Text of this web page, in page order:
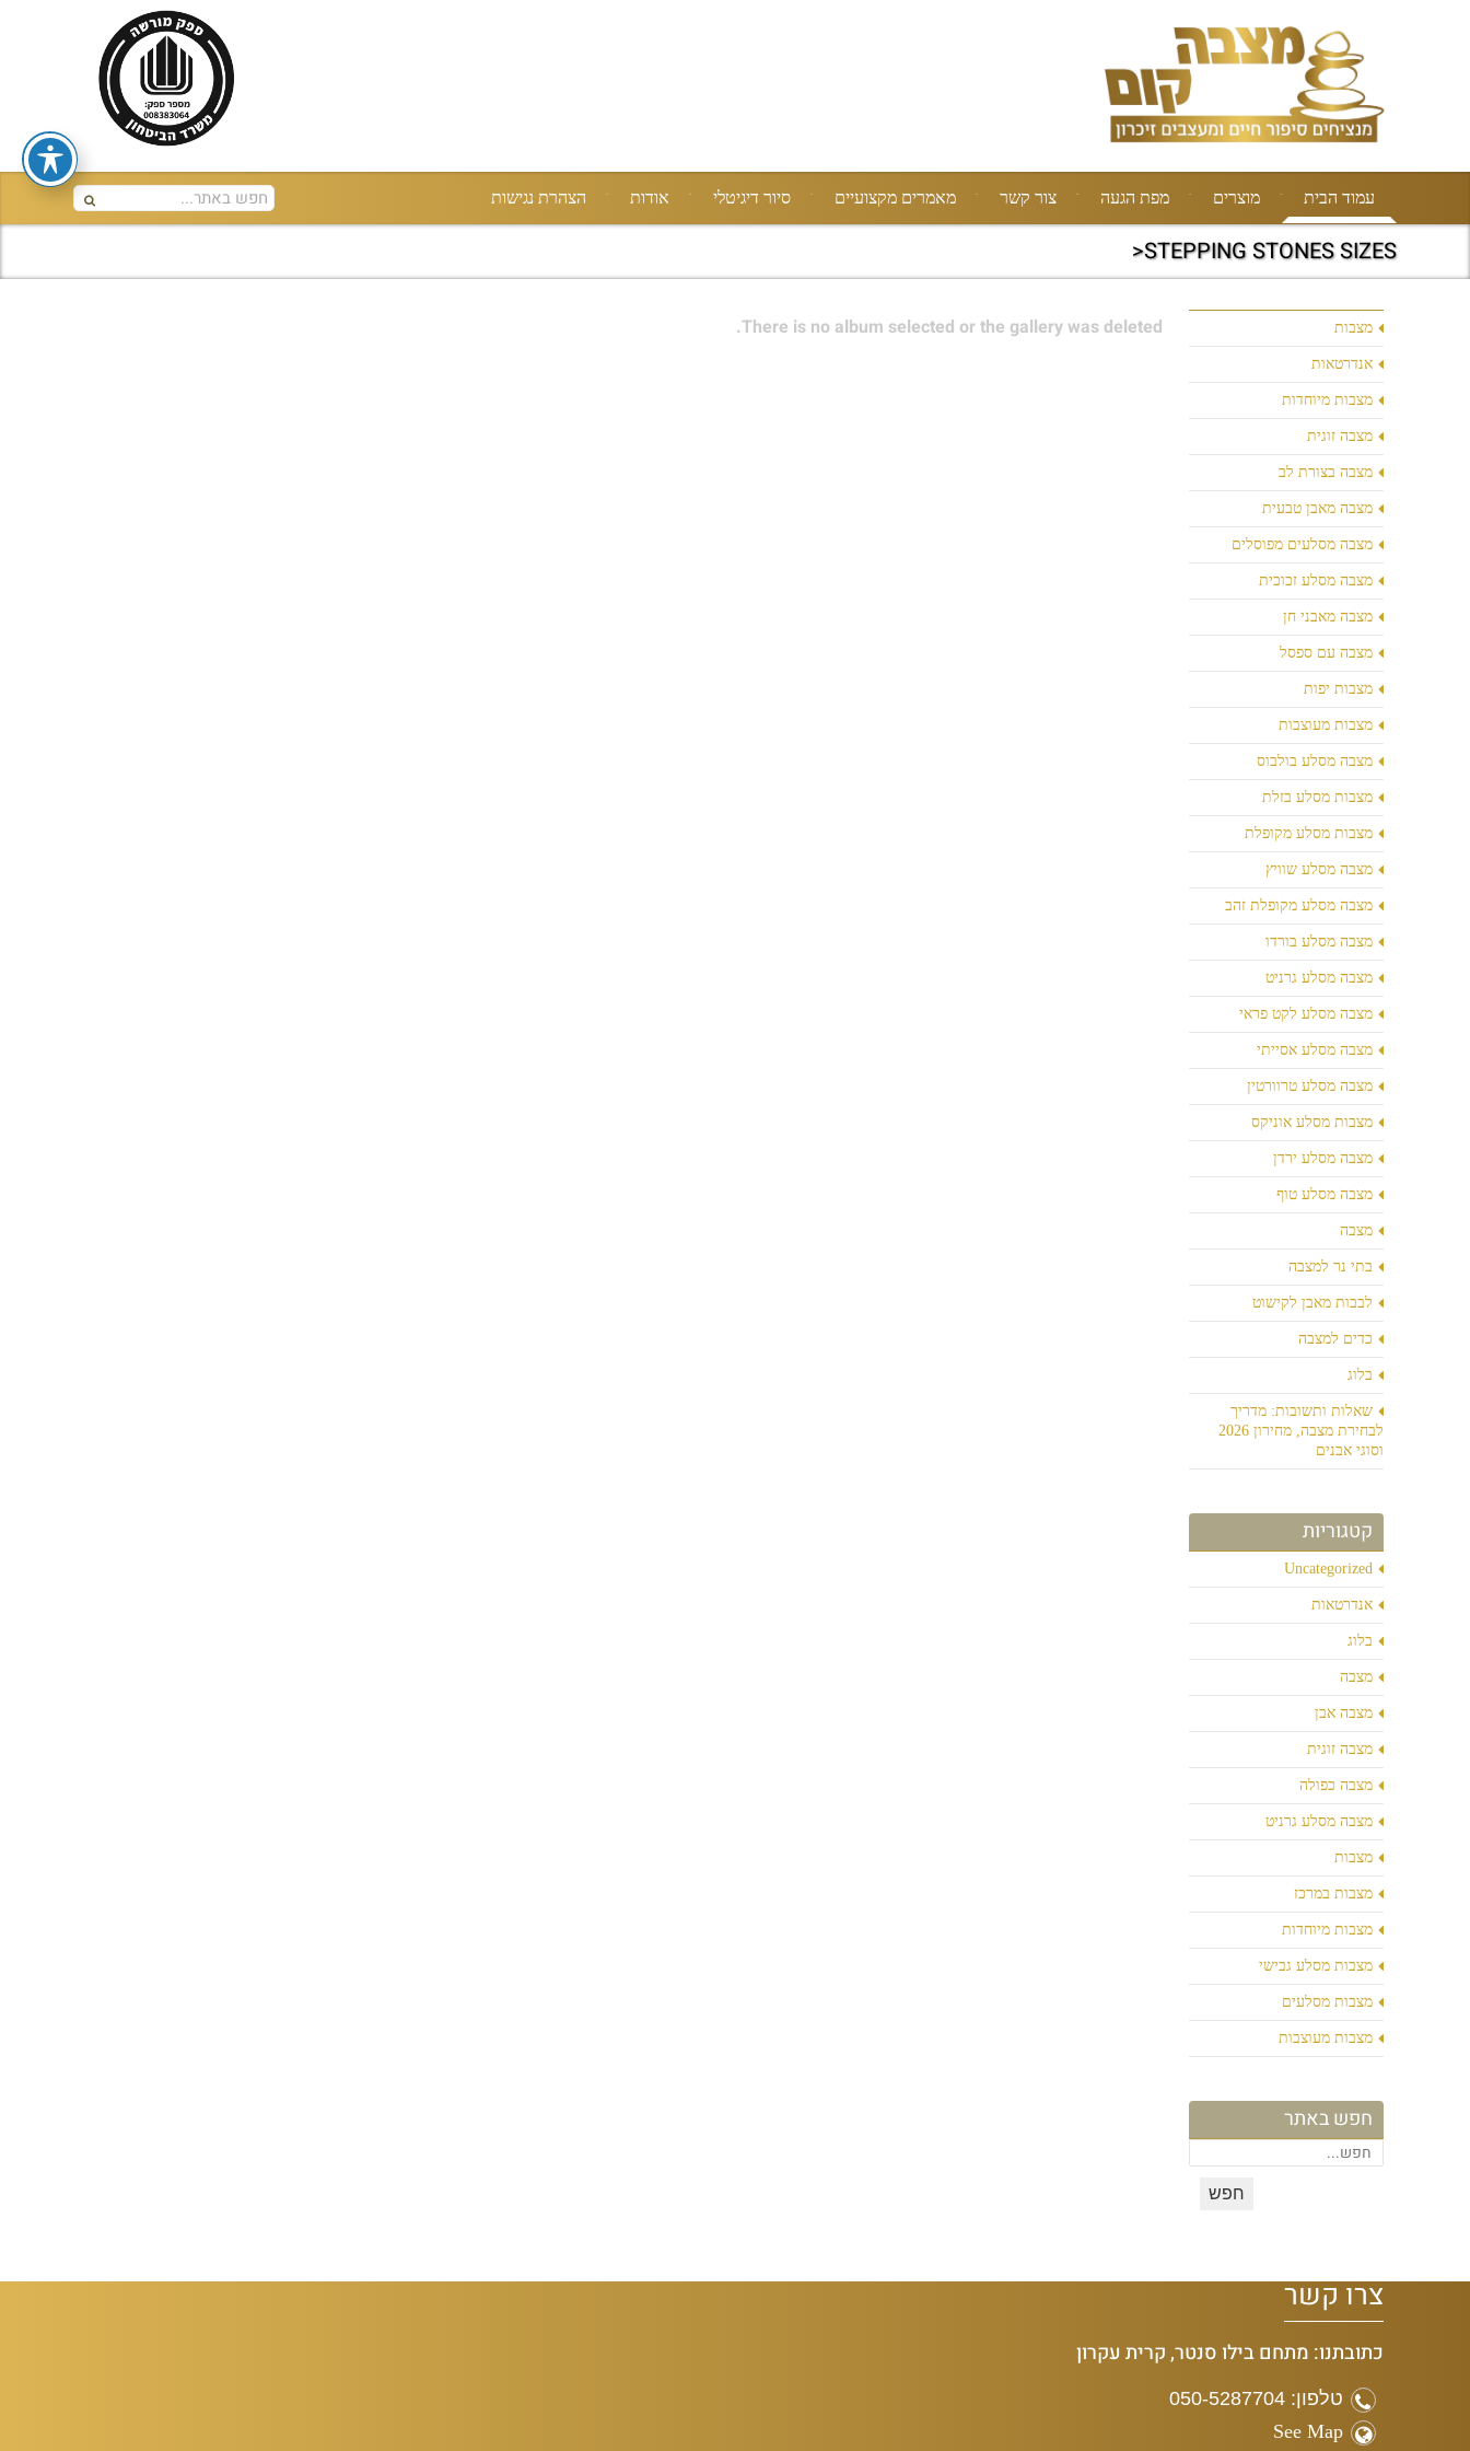
עמוד הבית מוצרים מפת הגעה צור קשר מאמרים מקצועיים סיור דיגיטלי אודות הצהרת נגישות
STEPPING STONES SIZES<
מצבות
אנדרטאות
מצבות מיוחדות
מצבה זוגית
מצבה בצורת לב
מצבה מאבן טבעית
מצבה מסלעים מפוסלים
מצבה מסלע זכוכית
מצבה מאבני חן
מצבה עם ספסל
מצבות יפות
מצבות מעוצבות
מצבה מסלע בולבוס
מצבות מסלע בזלת
מצבות מסלע מקופלת
מצבה מסלע שוויץ
מצבה מסלע מקופלת זהב
מצבה מסלע בורדו
מצבה מסלע גרניט
מצבה מסלע לקט פראי
מצבה מסלע אסייתי
מצבה מסלע טרוורטין
מצבות מסלע אוניקס
מצבה מסלע ירדן
מצבה מסלע טוף
מצבה
בתי נר למצבה
לבבות מאבן לקישוט
כדים למצבה
בלוג
שאלות ותשובות: מדריך
לבחירת מצבה, מחירון 2026
וסוגי אבנים
קטגוריות
Uncategorized
אנדרטאות
בלוג
מצבה
מצבה אבן
מצבה זוגית
מצבה כפולה
מצבה מסלע גרניט
מצבות
מצבות במרכז
מצבות מיוחדות
מצבות מסלע גבישי
מצבות מסלעים
מצבות מעוצבות
חפש באתר
There is no album selected or the gallery was deleted.
צרו קשר
כתובתנו: מתחם בילו סנטר, קרית עקרון
טלפון: 050-5287704
See Map